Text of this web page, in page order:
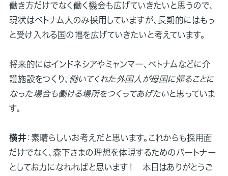
働き方だけでなく働く機会も広げていきたいと思うので、
現状はベトナム人のみ採用していますが、長期的にはもっ
と受け入れる国の幅を広げていきたいと考えています。
将来的にはインドネシアやミャンマー、ベトナムなどに介
護施設をつくり、 働いてくれた外国人が母国に帰ることに
なった場合も働ける場所をつくってあげたいと思っていま
す。
横井 ：素晴らしいお考えだと思います。これからも採用面
だけでなく、森下さまの理想を体現するためのパートナー
としてお力になれればと思います！ 本日はありがとうご